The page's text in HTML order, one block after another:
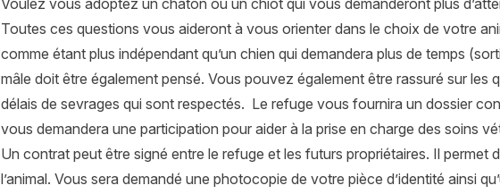
Toutes ces questions vous aideront à vous orienter dans le choix de votre
comme étant plus indépendant qu’un chien qui demandera plus de temps
mâle doit être également pensé. Vous pouvez également être rassuré sur
délais de sevrages qui sont respectés. Le refuge vous fournira un dossier
vous demandera une participation pour aider à la prise en charge des soins
Un contrat peut être signé entre le refuge et les futurs propriétaires. Il permet
l’animal. Vous sera demandé une photocopie de votre pièce d’identité ainsi